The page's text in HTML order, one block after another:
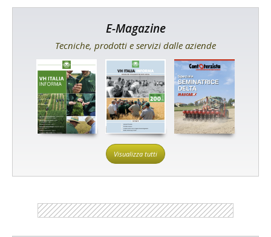
E-Magazine
Tecniche, prodotti e servizi dalle aziende
Visualizza tutti